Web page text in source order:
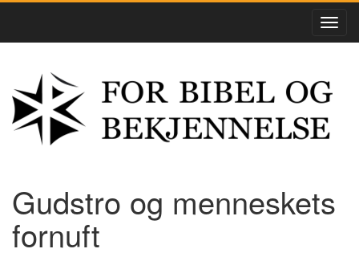
Gudstro og menneskets
fornuft